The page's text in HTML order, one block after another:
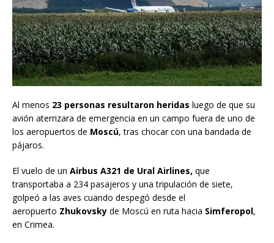
Al menos 23 personas resultaron heridas luego de que su
avión aterrizara de emergencia en un campo fuera de uno de
los aeropuertos de Moscú, tras chocar con una bandada de
pájaros.
El vuelo de un Airbus A321 de Ural Airlines, que
transportaba a 234 pasajeros y una tripulación de siete,
golpeó a las aves cuando despegó desde el
aeropuerto Zhukovsky de Moscú en ruta hacia Simferopol,
en Crimea.